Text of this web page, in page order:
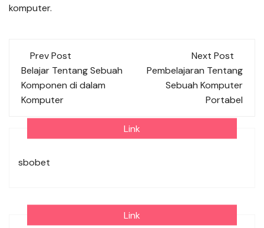
komputer.
Post
navigation
Prev Post
Belajar Tentang Sebuah
Komponen di dalam
Komputer
Next Post
Pembelajaran Tentang
Sebuah Komputer
Portabel
Link
sbobet
Link